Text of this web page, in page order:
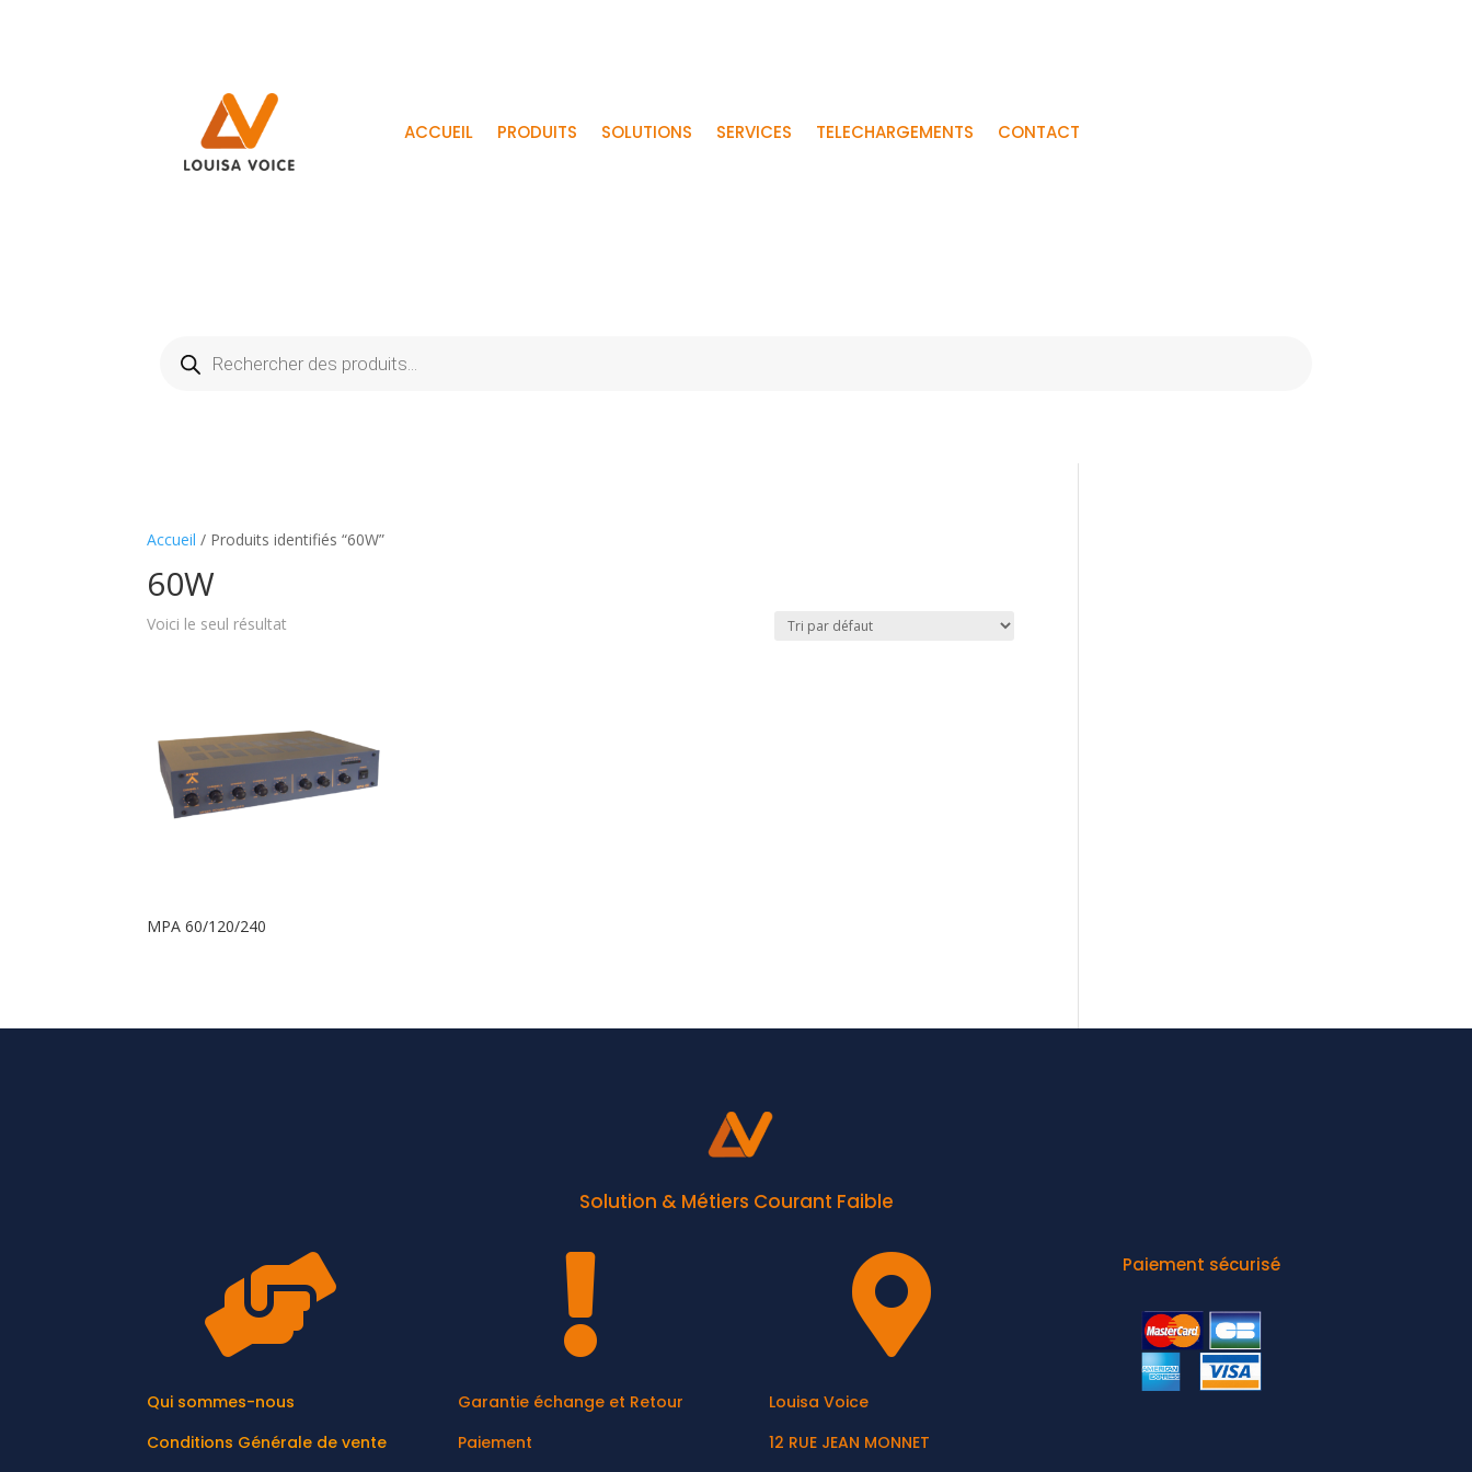
ACCUEIL PRODUITS SOLUTIONS SERVICES TELECHARGEMENTS CONTACT
produits
Accueil / Produits identifiés “60W”
60W
Voici le seul résultat
MPA 60/120/240
Solution & Métiers Courant Faible

Qui sommes-nous
Conditions Générale de vente

Garantie échange et Retour
Paiement

Louisa Voice
12 RUE JEAN MONNET
Paiement sécurisé